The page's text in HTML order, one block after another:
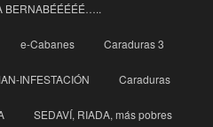
BERNABÉÉÉÉÉ…..
e-Cabanes Caraduras 3
INFESTACIÓN Caraduras
SEDAVÍ, RIADA, más pobres